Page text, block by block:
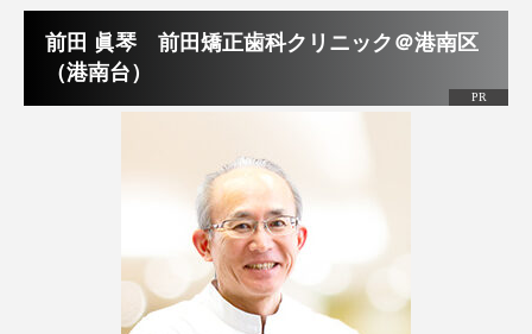
前田 眞琴 前田矯正歯科クリニック＠港南区
（港南台）